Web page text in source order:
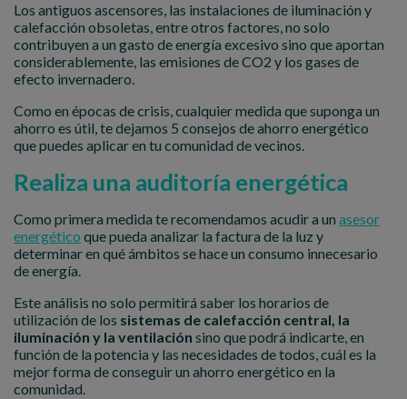
Los antiguos ascensores, las instalaciones de iluminación y
calefacción obsoletas, entre otros factores, no solo
contribuyen a un gasto de energía excesivo sino que aportan
considerablemente, las emisiones de CO2 y los gases de
efecto invernadero.
Como en épocas de crisis, cualquier medida que suponga un
ahorro es útil, te dejamos 5 consejos de ahorro energético
que puedes aplicar en tu comunidad de vecinos.
Realiza una auditoría energética
Como primera medida te recomendamos acudir a un asesor
energético que pueda analizar la factura de la luz y
determinar en qué ámbitos se hace un consumo innecesario
de energía.
Este análisis no solo permitirá saber los horarios de
utilización de los sistemas de calefacción central, la
iluminación y la ventilación sino que podrá indicarte, en
función de la potencia y las necesidades de todos, cuál es la
mejor forma de conseguir un ahorro energético en la
comunidad.